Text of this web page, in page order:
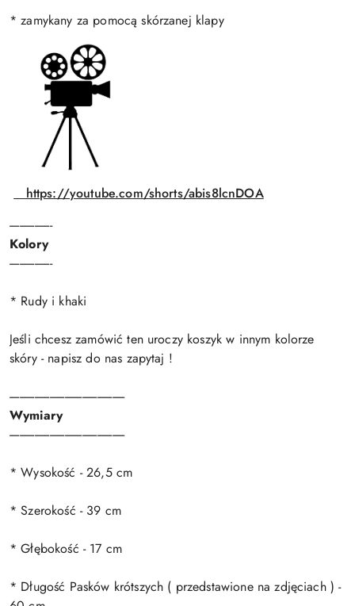
* zamykany za pomocą skórzanej klapy
https://youtube.com/shorts/abis8lcnDOA
-----------------
Kolory
-----------------
* Rudy i khaki
Jeśli chcesz zamówić ten uroczy koszyk w innym kolorze
skóry - napisz do nas zapytaj !
----------------------------------------------
Wymiary
----------------------------------------------
* Wysokość - 26,5 cm
* Szerokość - 39 cm
* Głębokość - 17 cm
* Długość Pasków krótszych ( przedstawione na zdjęciach ) -